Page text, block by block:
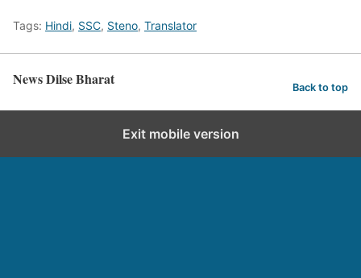
Tags: Hindi, SSC, Steno, Translator
News Dilse Bharat Back to top
Exit mobile version